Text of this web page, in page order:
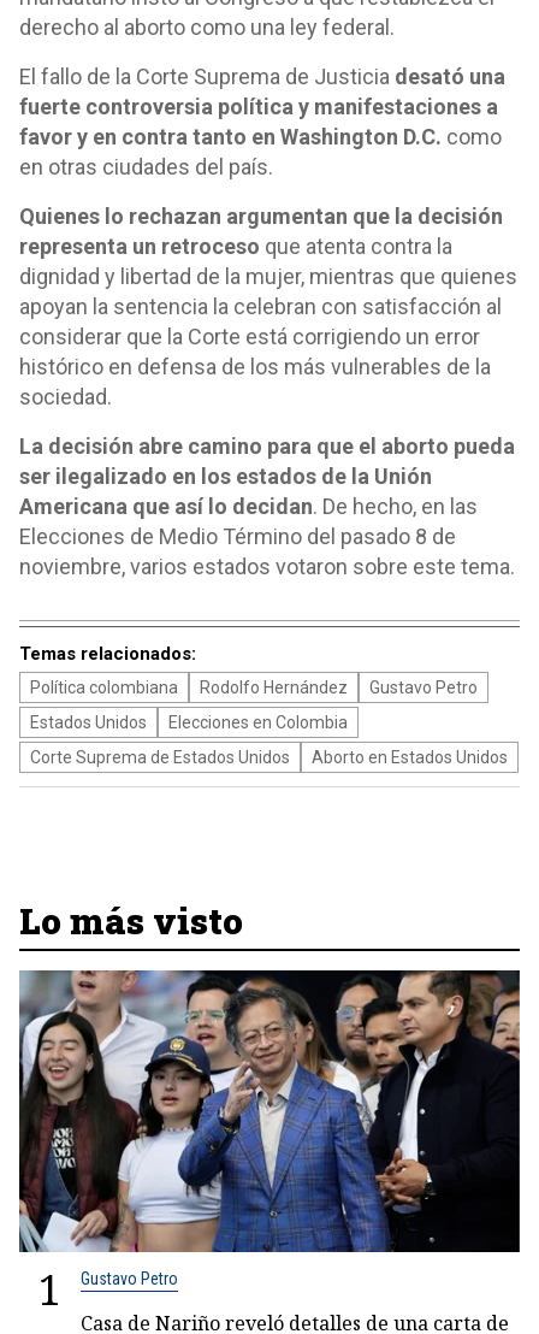
derecho al aborto como una ley federal.
El fallo de la Corte Suprema de Justicia desató una
fuerte controversia política y manifestaciones a
favor y en contra tanto en Washington D.C. como
en otras ciudades del país.
Quienes lo rechazan argumentan que la decisión
representa un retroceso que atenta contra la
dignidad y libertad de la mujer, mientras que quienes
apoyan la sentencia la celebran con satisfacción al
considerar que la Corte está corrigiendo un error
histórico en defensa de los más vulnerables de la
sociedad.
La decisión abre camino para que el aborto pueda
ser ilegalizado en los estados de la Unión
Americana que así lo decidan. De hecho, en las
Elecciones de Medio Término del pasado 8 de
noviembre, varios estados votaron sobre este tema.
Temas relacionados:
Política colombiana Rodolfo Hernández
Gustavo Petro
Estados Unidos
Elecciones en Colombia
Corte Suprema de Estados Unidos
Aborto en Estados Unidos
Lo más visto
1 Gustavo Petro
Casa de Nariño reveló detalles de una carta de